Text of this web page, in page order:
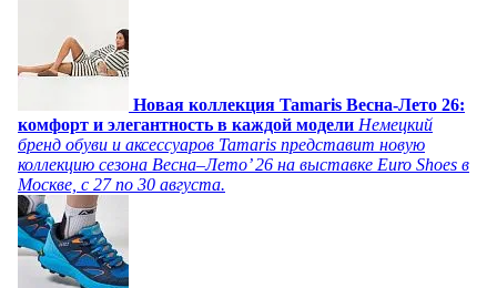
Новая коллекция Tamaris Весна-Лето 26:
комфорт и элегантность в каждой модели Немецкий
бренд обуви и аксессуаров Tamaris представит новую
коллекцию сезона Весна–Лето’ 26 на выставке Euro Shoes в
Москве, с 27 по 30 августа.